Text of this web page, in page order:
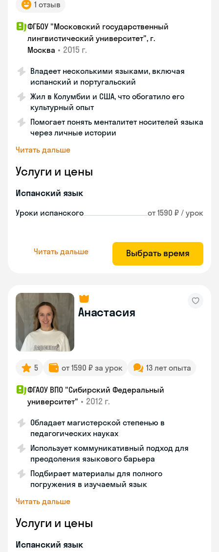
1 отзыв
ФГБОУ "Московский государственный
лингвистический университет", г.
Москва • 2015 г.
Владеет несколькими языками, включая
испанский и португальский
Жил в Колумбии и США, что обогатило его
культурный опыт
Помогает понять менталитет носителей языка
через личные истории
Читать дальше
Услуги и цены
Испанский язык
Уроки испанского от 1590 ₽ / урок
Читать дальше Выбрать время
Анастасия
5 от 1590 ₽ за урок 13 лет опыта
ФГАОУ ВПО "Сибирский Федеральный
университет" • 2012 г.
Обладает магистерской степенью в
педагогических науках
Использует коммуникативный подход для
преодоления языкового барьера
Подбирает материалы для полного
погружения в изучаемый язык
Читать дальше
Услуги и цены
Испанский язык